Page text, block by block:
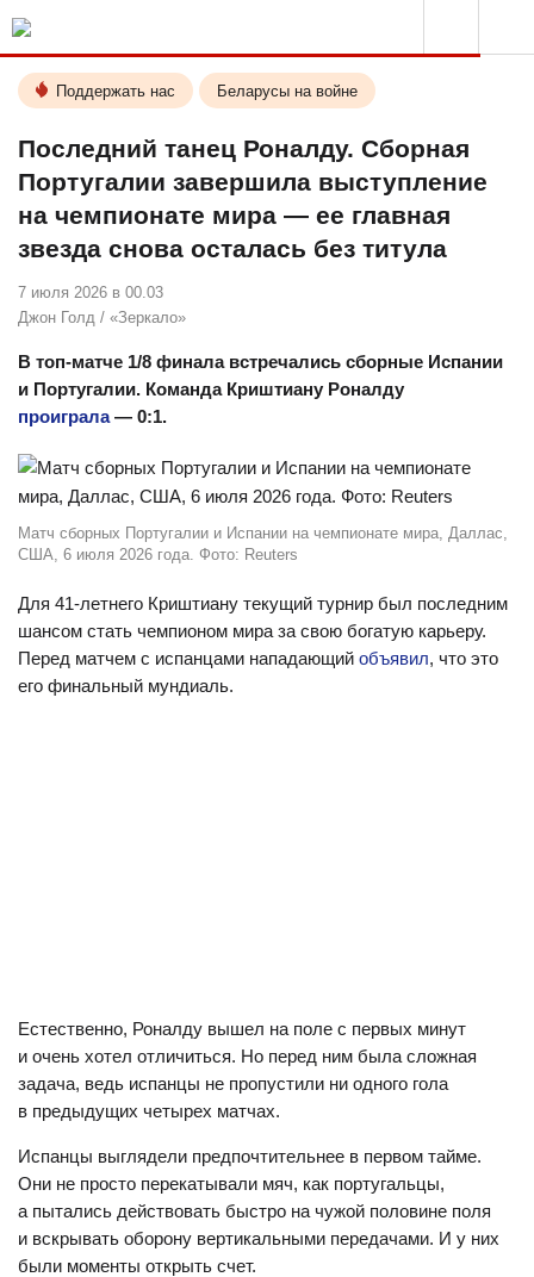
Поддержать нас Беларусы на войне
Последний танец Роналду. Сборная
Португалии завершила выступление
на чемпионате мира — ее главная
звезда снова осталась без титула
7 июля 2026 в 00.03
Джон Голд / «Зеркало»
В топ-матче 1/8 финала встречались сборные Испании
и Португалии. Команда Криштиану Роналду
проиграла— 0:1.
Матч сборных Португалии и Испании на чемпионате мира, Даллас,
США, 6 июля 2026 года. Фото: Reuters
Для 41-летнего Криштиану текущий турнир был последним
шансом стать чемпионом мира за свою богатую карьеру.
Перед матчем с испанцами нападающий объявил, что это
его финальный мундиаль.
Естественно, Роналду вышел на поле с первых минут
и очень хотел отличиться. Но перед ним была сложная
задача, ведь испанцы не пропустили ни одного гола
в предыдущих четырех матчах.
Испанцы выглядели предпочтительнее в первом тайме.
Они не просто перекатывали мяч, как португальцы,
а пытались действовать быстро на чужой половине поля
и вскрывать оборону вертикальными передачами. И у них
были моменты открыть счет.